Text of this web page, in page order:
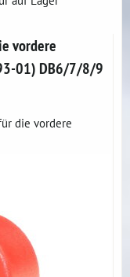
vordere
01) DB6/7/8/9
die vordere